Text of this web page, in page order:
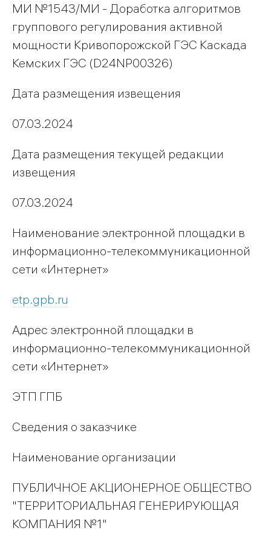
МИ №1543/МИ - Доработка алгоритмов
группового регулирования активной
мощности Кривопорожской ГЭС Каскада
Кемских ГЭС (D24NP00326)
Дата размещения извещения
07.03.2024
Дата размещения текущей редакции
извещения
07.03.2024
Наименование электронной площадки в
информационно-телекоммуникационной
сети «Интернет»
etp.gpb.ru
Адрес электронной площадки в
информационно-телекоммуникационной
сети «Интернет»
ЭТП ГПБ
Сведения о заказчике
Наименование организации
ПУБЛИЧНОЕ АКЦИОНЕРНОЕ ОБЩЕСТВО
"ТЕРРИТОРИАЛЬНАЯ ГЕНЕРИРУЮЩАЯ
КОМПАНИЯ №1"